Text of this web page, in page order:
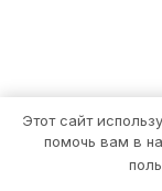
Этот сайт
помочь вам в